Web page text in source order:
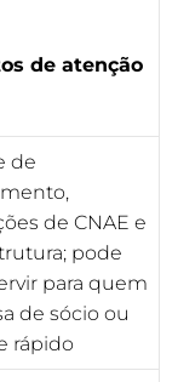
de atenção
de
de CNAE e
pode
para quem
de sócio ou
rápido